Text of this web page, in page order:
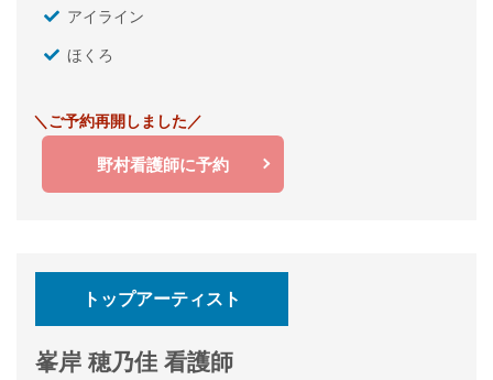
アイライン
ほくろ
＼ご予約再開しました／
野村看護師に予約
トップアーティスト
峯岸 穂乃佳 看護師